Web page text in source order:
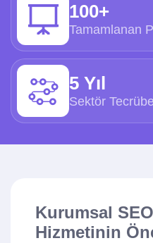
100+
Tamamlanan
5 Yıl
Sektör
Kurumsal
Hizmetinin